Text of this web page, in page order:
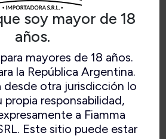
soy mayor de 18
años.
mayores de 18 años.
la República Argentina.
desde otra jurisdicción lo
propia responsabilidad,
a Fiamma
Este sitio puede estar